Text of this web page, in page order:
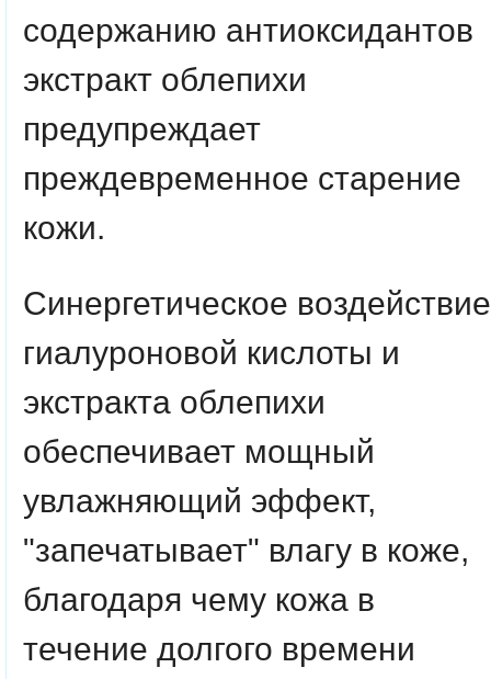
содержанию антиоксидантов
экстракт облепихи
предупреждает
преждевременное старение
кожи.
Синергетическое воздействие
гиалуроновой кислоты и
экстракта облепихи
обеспечивает мощный
увлажняющий эффект,
"запечатывает" влагу в коже,
благодаря чему кожа в
течение долгого времени